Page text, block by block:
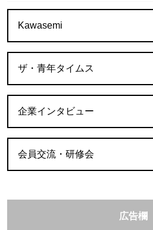
Kawasemi
ザ・青年タイムス
企業インタビュー
会員交流・研修会
広告欄